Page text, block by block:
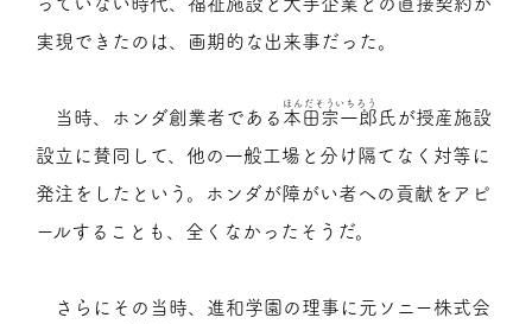
実現できたのは、画期的な出来事だった。
当時、ホンダ創業者である 本田宗一郎
ほんだそういちろう
氏が授産施設
設立に賛同して、他の一般工場と分け隔てなく対等に
発注をしたという。ホンダが障がい者への貢献をアピ
ールすることも、全くなかったそうだ。
さらにその当時、進和学園の理事に元ソニー株式会